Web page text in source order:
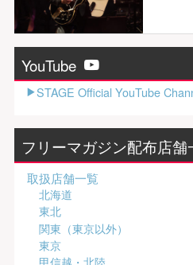
YouTube
STAGE Official YouTube
フリーマガジン配布店舗
取扱店舗一覧
北海道
東北
関東（東京以外）
東京